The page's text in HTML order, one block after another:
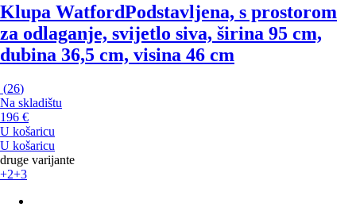
Klupa WatfordPodstavljena, s prostorom
za odlaganje, svijetlo siva, širina 95 cm,
dubina 36,5 cm, visina 46 cm
(26)
Na skladištu
196 €
U košaricu
U košaricu
druge varijante
+2+3